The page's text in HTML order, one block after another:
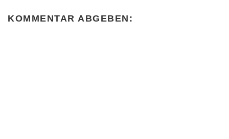
KOMMENTAR ABGEBEN: